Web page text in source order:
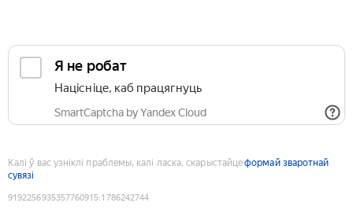
Я не робат
Націсніце, каб працягнуць
SmartCaptcha by Yandex Cloud
Калі ў вас узніклі праблемы, калі ласка, скарыстайцеформай зваротнай
сувязі
9192256935357760915:1786242744